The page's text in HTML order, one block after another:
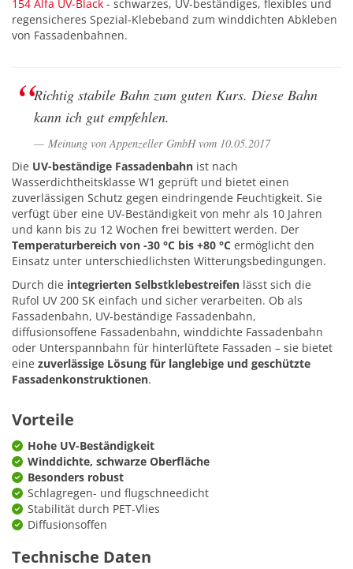
154 Alfa UV-Black - schwarzes, UV-beständiges, flexibles und
regensicheres Spezial-Klebeband zum winddichten Abkleben
von Fassadenbahnen.
Richtig stabile Bahn zum guten Kurs. Diese Bahn
kann ich gut empfehlen.
Meinung von Appenzeller GmbH vom 10.05.2017
Die UV-beständige Fassadenbahn ist nach
Wasserdichtheitsklasse W1 geprüft und bietet einen
zuverlässigen Schutz gegen eindringende Feuchtigkeit. Sie
verfügt über eine UV-Beständigkeit von mehr als 10 Jahren
und kann bis zu 12 Wochen frei bewittert werden. Der
Temperaturbereich von -30 °C bis +80 °C ermöglicht den
Einsatz unter unterschiedlichsten Witterungsbedingungen.
Durch die integrierten Selbstklebestreifen lässt sich die
Rufol UV 200 SK einfach und sicher verarbeiten. Ob als
Fassadenbahn, UV-beständige Fassadenbahn,
diffusionsoffene Fassadenbahn, winddichte Fassadenbahn
oder Unterspannbahn für hinterlüftete Fassaden – sie bietet
eine zuverlässige Lösung für langlebige und geschützte
Fassadenkonstruktionen.
Vorteile
Hohe UV-Beständigkeit
Winddichte, schwarze Oberfläche
Besonders robust
Schlagregen- und flugschneedicht
Stabilität durch PET-Vlies
Diffusionsoffen
Technische Daten